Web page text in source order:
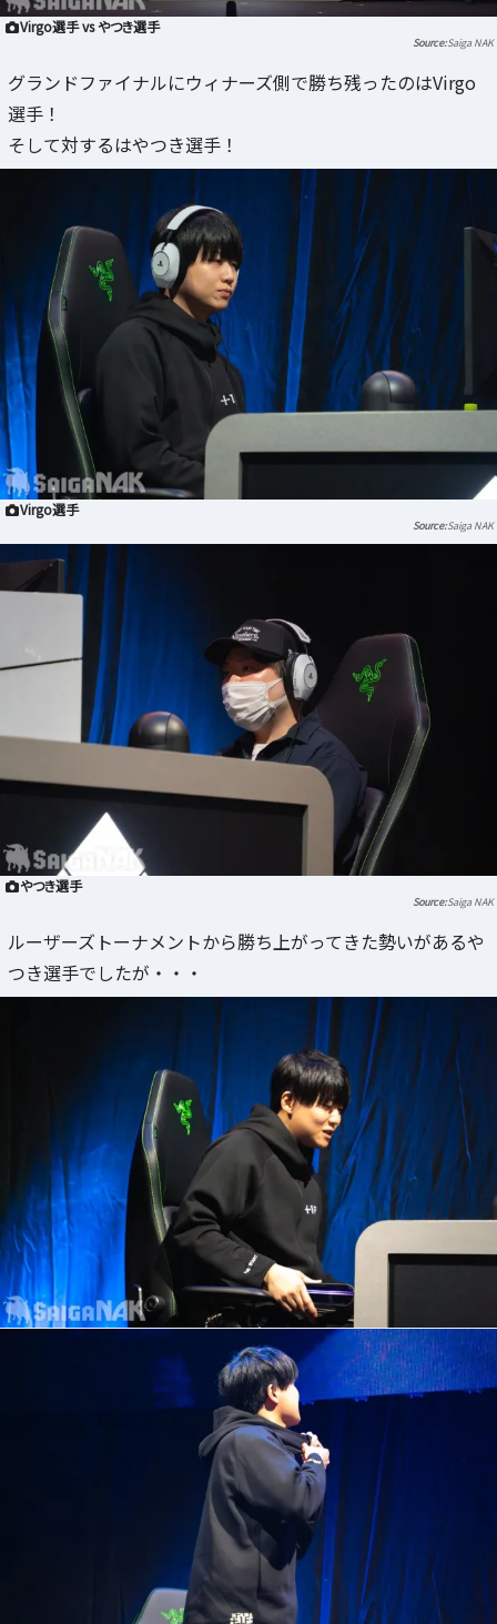
Virgo選手 vs やつき選手
Saiga NAK
グランドファイナルにウィナーズ側で勝ち残ったのはVirgo
選手！
そして対するはやつき選手！
Virgo選手
Saiga NAK
やつき選手
Saiga NAK
ルーザーズトーナメントから勝ち上がってきた勢いがあるや
つき選手でしたが・・・